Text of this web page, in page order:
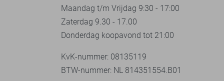
Maandag t/m Vrijdag 9:30 - 17:00
Zaterdag 9.30 - 17.00
Donderdag koopavond tot 21:00
KvK-nummer: 08135119
BTW-nummer: NL 814351554.B01